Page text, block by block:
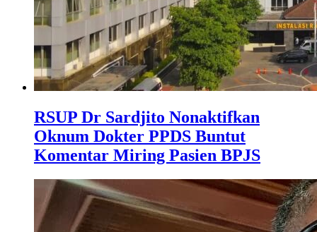
RSUP Dr Sardjito Nonaktifkan
Oknum Dokter PPDS Buntut
Komentar Miring Pasien BPJS